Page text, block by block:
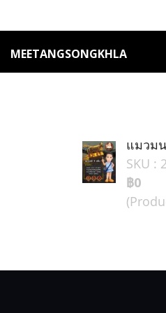
MEETANGSONGKHLA
แมวม
SKU :
฿0